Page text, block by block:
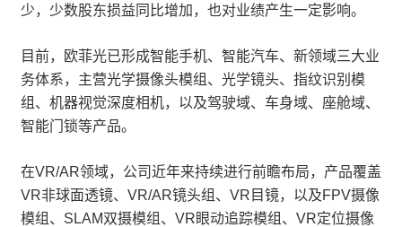
少，少数股东损益同比增加，也对业绩产生一定影响。
目前，欧菲光已形成智能手机、智能汽车、新领域三大业
务体系，主营光学摄像头模组、光学镜头、指纹识别模
组、机器视觉深度相机，以及驾驶域、车身域、座舱域、
智能门锁等产品。
在VR/AR领域，公司近年来持续进行前瞻布局，产品覆盖
VR非球面透镜、VR/AR镜头组、VR目镜，以及FPV摄像
模组、SLAM双摄模组、VR眼动追踪模组、VR定位摄像